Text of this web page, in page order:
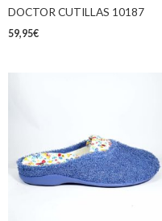
DOCTOR CUTILLAS 10187
59,95€